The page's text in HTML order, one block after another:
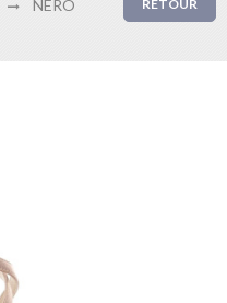
RETOUR
NERO